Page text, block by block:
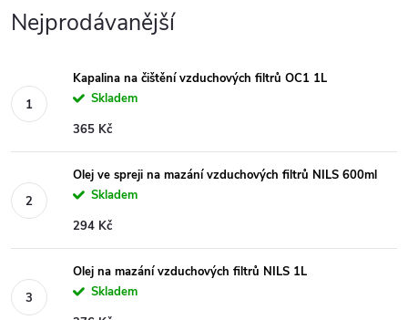
Nejprodávanější
Kapalina na čištění vzduchových filtrů OC1 1L
Skladem
365 Kč
Olej ve spreji na mazání vzduchových filtrů NILS 600ml
Skladem
294 Kč
Olej na mazání vzduchových filtrů NILS 1L
Skladem